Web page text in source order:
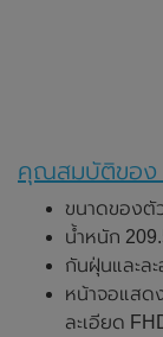
คุณสมบัติของ
ขนาดของตั
น้ำหนัก
กันฝุ่นและล
หน้าจอแสด
ละเอียด